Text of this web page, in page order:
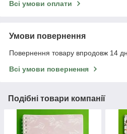
Всі умови оплати
Умови повернення
Повернення товару впродовж 14
Всі умови повернення
Подібні товари компанії